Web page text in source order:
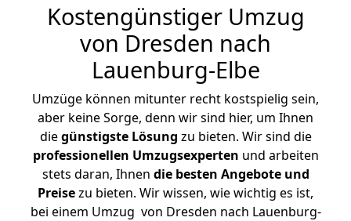
Kostengünstiger Umzug
von Dresden nach
Lauenburg-Elbe
Umzüge können mitunter recht kostspielig sein,
aber keine Sorge, denn wir sind hier, um Ihnen
diegünstigste Lösung zu bieten. Wir sind die
professionellen Umzugsexperten und arbeiten
stets daran, Ihnen die besten Angebote und
Preisezu bieten. Wir wissen, wie wichtig es ist,
bei einem Umzug von Dresden nach Lauenburg-